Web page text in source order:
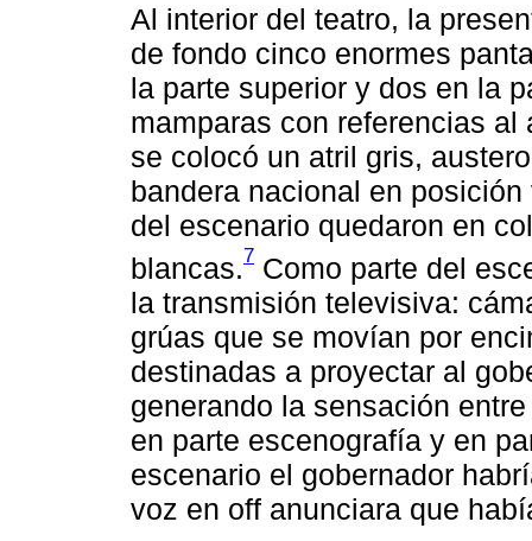
Al interior del teatro, la
de fondo cinco enormes
la parte superior y dos en la
mamparas con referencias
se colocó un atril gris,
bandera nacional en
del escenario quedaron en
blancas.7 Como parte del
la transmisión televisiva:
grúas que se movían por
destinadas a proyectar al
generando la sensación
en parte escenografía y en
escenario el gobernador
voz en off anunciara que